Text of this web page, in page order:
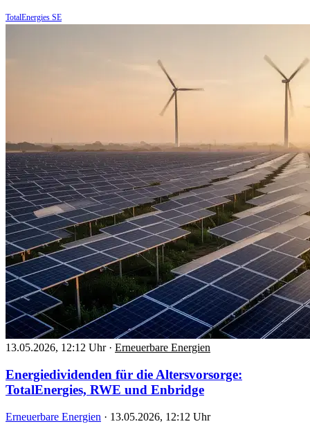
TotalEnergies SE
13.05.2026, 12:12 Uhr · Erneuerbare Energien
Energiedividenden für die Altersvorsorge:
TotalEnergies, RWE und Enbridge
Erneuerbare Energien · 13.05.2026, 12:12 Uhr